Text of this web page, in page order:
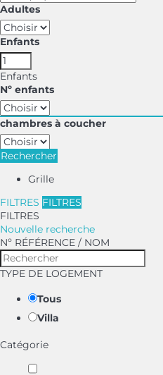
Adultes
Enfants
Enfants
Nº enfants
chambres à coucher
Rechercher
Grille
FILTRES FILTRES
FILTRES
Nouvelle recherche
Nº RÉFÉRENCE / NOM
TYPE DE LOGEMENT
Tous
Villa
Catégorie